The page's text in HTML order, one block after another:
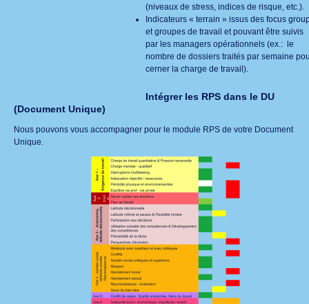
(niveaux de stress, indices de risque, etc.).
Indicateurs « terrain » issus des focus
et groupes de travail et pouvant être suivis
par les managers opérationnels (ex.: le
nombre de dossiers traités par semaine
cerner la charge de travail).
Intégrer les RPS dans le DU
(Document Unique)
Nous pouvons vous accompagner pour le module RPS de votre Document
Unique.